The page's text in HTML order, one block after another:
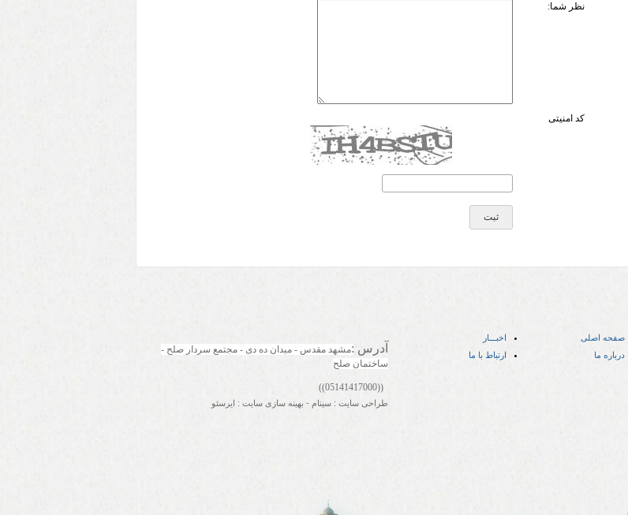
نظر شما:
کد امنیتی
صفحه اصلی
اخبـــار
درباره ما
ارتباط با ما آدرس :
ساختمان صلح
((05141417000))
طراحی سایت : سینام - بهینه سازی سایت : ایرسئو